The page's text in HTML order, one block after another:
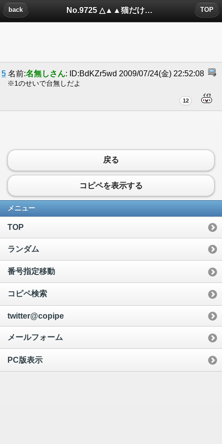
No.9725 △▲▲猫だけにみえるもの・14▲▲△についたコメント
back TOP
5 名前:名無しさん: ID:BdKZr5wd 2009/07/24(金) 22:52:08
※1のせいで台無しだよ
12
戻る
コピペを表示する
メニュー
TOP
ランダム
番号指定移動
コピペ検索
twitter@copipe
メールフォーム
PC版表示